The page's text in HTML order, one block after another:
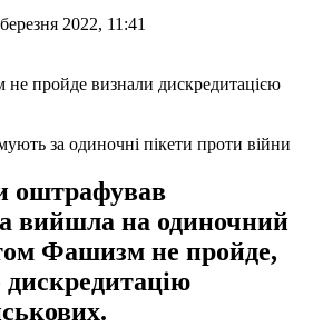
2022, 11:41
за одиночні пікети проти війни
оштрафував
вийшла на одиночний
Фашизм не пройде,
дискредитацію